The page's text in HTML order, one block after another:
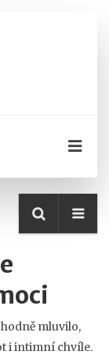
mluvilo,
i intimní chvíle.